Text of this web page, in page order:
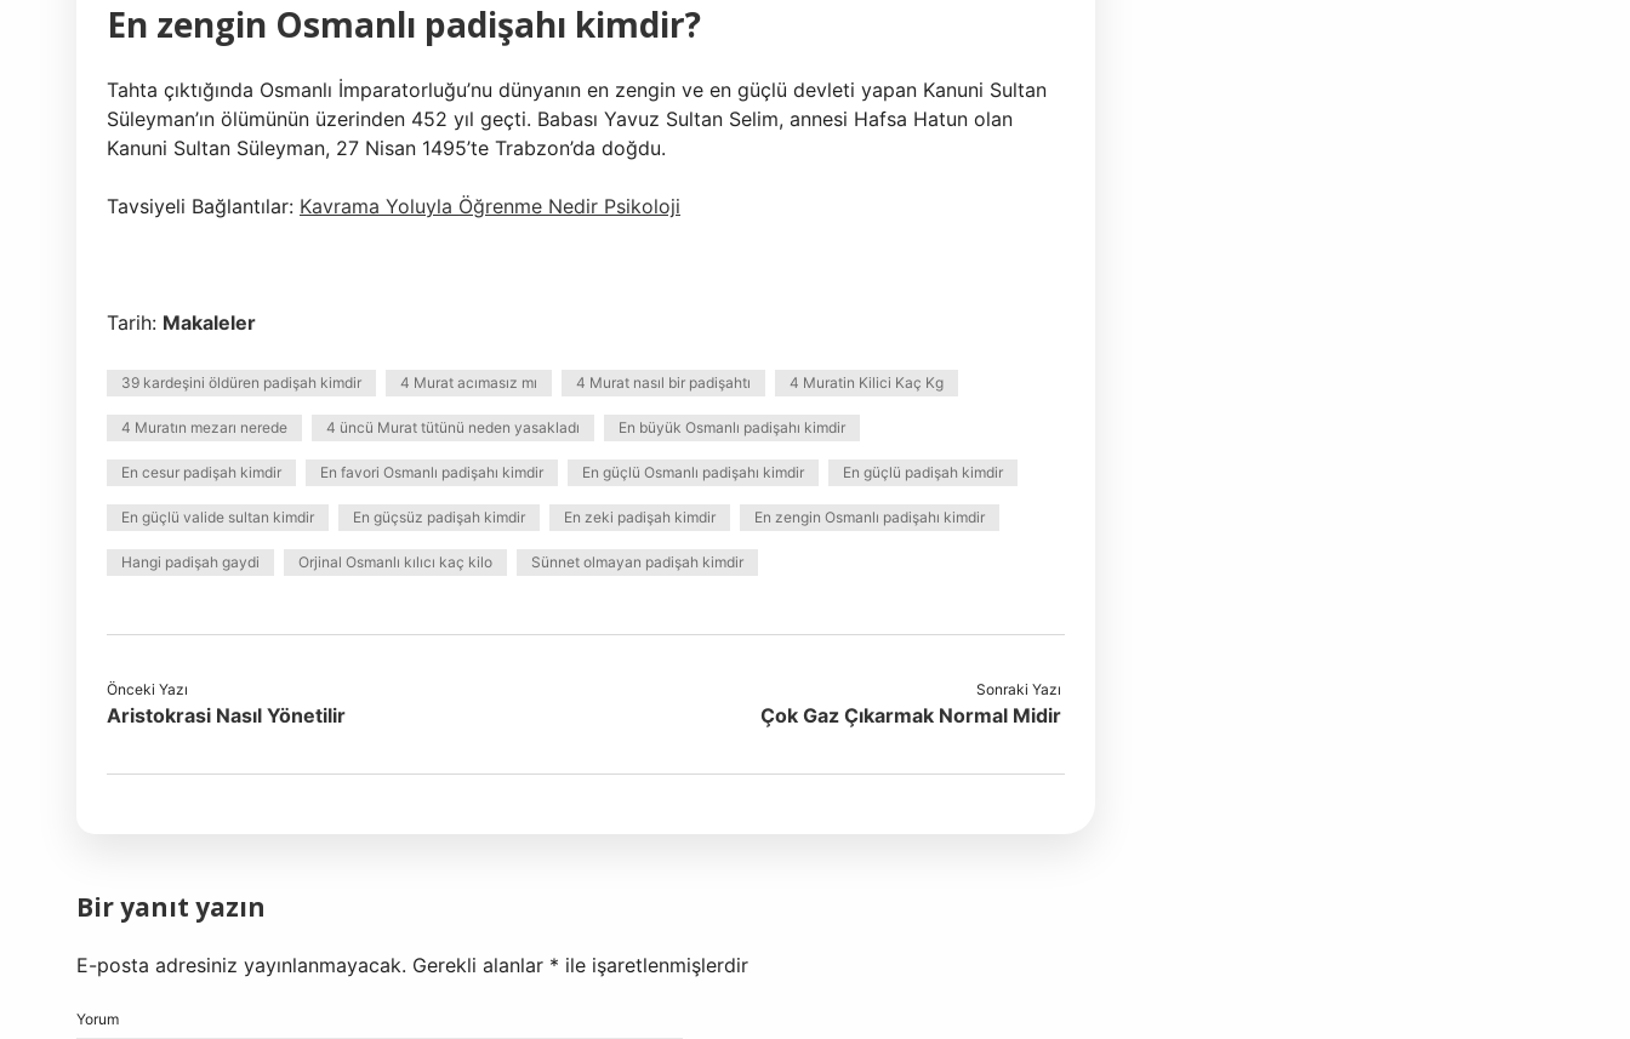
En zengin Osmanlı padişahı kimdir?
Tahta çıktığında Osmanlı İmparatorluğu’nu dünyanın en zengin ve en güçlü devleti yapan Kanuni Sultan
Süleyman’ın ölümünün üzerinden 452 yıl geçti. Babası Yavuz Sultan Selim, annesi Hafsa Hatun olan
Kanuni Sultan Süleyman, 27 Nisan 1495’te Trabzon’da doğdu.
Tavsiyeli Bağlantılar: Kavrama Yoluyla Öğrenme Nedir Psikoloji
Tarih: Makaleler
39 kardeşini öldüren padişah kimdir 4 Murat acımasız mı 4 Murat nasıl bir padişahtı 4 Muratin Kilici Kaç Kg
4 Muratın mezarı nerede 4 üncü Murat tütünü neden yasakladı En büyük Osmanlı padişahı kimdir
En cesur padişah kimdir En favori Osmanlı padişahı kimdir En güçlü Osmanlı padişahı kimdir En güçlü padişah kimdir
En güçlü valide sultan kimdir En güçsüz padişah kimdir En zeki padişah kimdir En zengin Osmanlı padişahı kimdir
Hangi padişah gaydi Orjinal Osmanlı kılıcı kaç kilo Sünnet olmayan padişah kimdir
Önceki Yazı
Aristokrasi Nasıl Yönetilir
Sonraki Yazı
Çok Gaz Çıkarmak Normal Midir
Bir yanıt yazın
E-posta adresiniz yayınlanmayacak. Gerekli alanlar * ile işaretlenmişlerdir
Yorum